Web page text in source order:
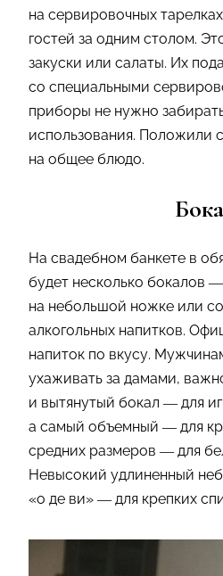
на сервировочных
гостей за одним столом.
закуски или салаты. Их
со специальными
приборы не нужно
использования. Положили
на общее блюдо.
На свадебном банкете в
будет несколько бокалов
на небольшой ножке или
алкогольных напитков.
напиток по вкусу.
ухаживать за дамами,
и вытянутый бокал — для
а самый объемный — для
средних размеров — для
Невысокий удлиненный
«о де ви» — для крепких